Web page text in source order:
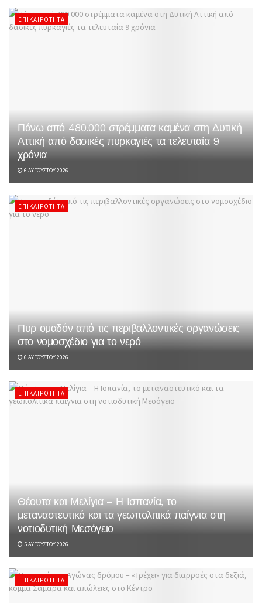
ΕΠΙΚΑΙΡΌΤΗΤΑ
Πάνω από 480.000 στρέμματα καμένα στη Δυτική
Αττική από δασικές πυρκαγιές τα τελευταία 9
χρόνια
6 ΑΥΓΟΎΣΤΟΥ 2026
ΕΠΙΚΑΙΡΌΤΗΤΑ
Πυρ ομαδόν από τις περιβαλλοντικές οργανώσεις
στο νομοσχέδιο για το νερό
6 ΑΥΓΟΎΣΤΟΥ 2026
ΕΠΙΚΑΙΡΌΤΗΤΑ
Θέουτα και Μελίγια – Η Ισπανία, το
μεταναστευτικό και τα γεωπολιτικά παίγνια στη
νοτιοδυτική Μεσόγειο
5 ΑΥΓΟΎΣΤΟΥ 2026
ΕΠΙΚΑΙΡΌΤΗΤΑ